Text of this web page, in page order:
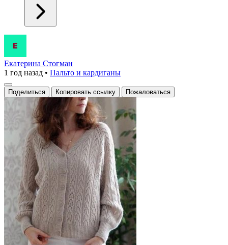
Кардиганы
с
ажурным
узором
Екатерина Стогман
1 год назад • Пальто и кардиганы
Поделиться Копировать ссылку Пожаловаться